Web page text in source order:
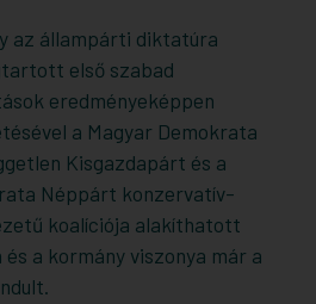
az állampárti diktatúra
első szabad
eredményeképpen
a Magyar Demokrata
Kisgazdapárt és a
Néppárt konzervatív-
koalíciója alakíthatott
a kormány viszonya már a